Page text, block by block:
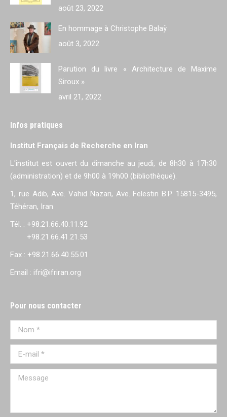
août 23, 2022
En hommage à Christophe Balaÿ
août 3, 2022
Parution du livre « Architecture de Maxime
Siroux »
avril 21, 2022
Infos pratiques
Institut Français de Recherche en Iran
L'institut est ouvert du dimanche au jeudi, de 8h30 à 17h30
(administration) et de 9h00 à 19h00 (bibliothèque).
1, rue Adib, Ave. Vahid Nazari, Ave. Felestin B.P. 15815-3495,
Téhéran, Iran
Tél. : +98.21.66.40.11.92
+98.21.66.41.21.53
Fax : +98.21.66.40.55.01
Email : ifri@ifriran.org
Pour nous contacter
Nom *
E-mail *
Message